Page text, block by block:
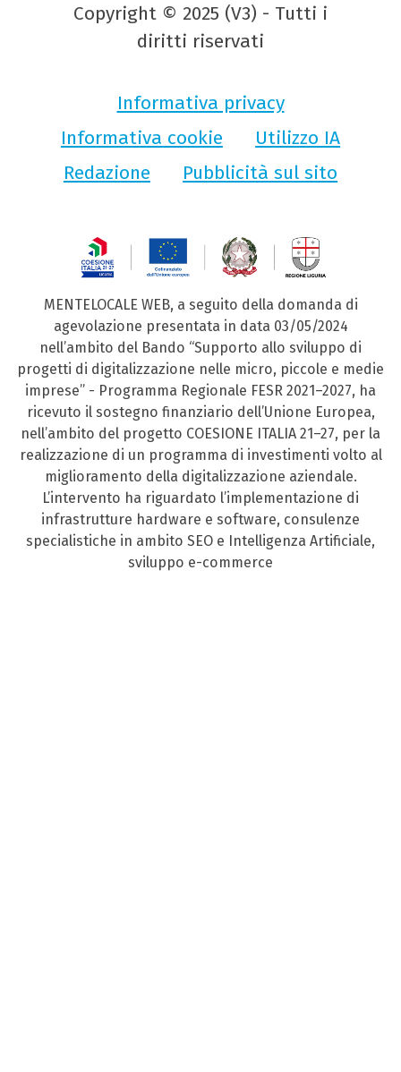
Copyright © 2025 (V3) - Tutti i
diritti riservati
Informativa privacy
Informativa cookie
Utilizzo IA
Redazione
Pubblicità sul sito
MENTELOCALE WEB, a seguito della domanda di
agevolazione presentata in data 03/05/2024
nell’ambito del Bando “Supporto allo sviluppo di
progetti di digitalizzazione nelle micro, piccole e medie
imprese” - Programma Regionale FESR 2021–2027, ha
ricevuto il sostegno finanziario dell’Unione Europea,
nell’ambito del progetto COESIONE ITALIA 21–27, per la
realizzazione di un programma di investimenti volto al
miglioramento della digitalizzazione aziendale.
L’intervento ha riguardato l’implementazione di
infrastrutture hardware e software, consulenze
specialistiche in ambito SEO e Intelligenza Artificiale,
sviluppo e-commerce